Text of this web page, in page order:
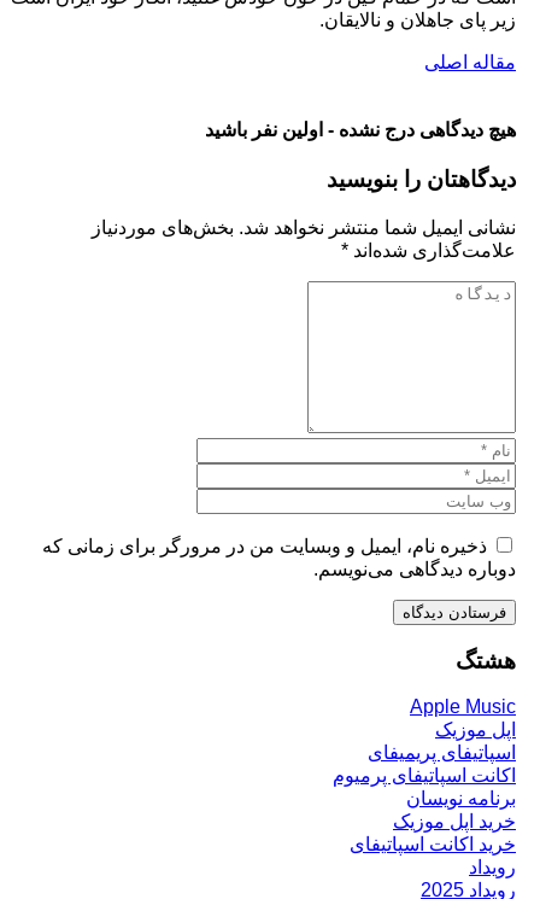
زیر پای جاهلان و نالایقان.
مقاله اصلی
هیچ دیدگاهی درج نشده - اولین نفر باشید
دیدگاهتان را بنویسید
نشانی ایمیل شما منتشر نخواهد شد. بخش‌های موردنیاز
علامت‌گذاری شده‌اند *
ذخیره نام، ایمیل و وبسایت من در مرورگر برای زمانی که
دوباره دیدگاهی می‌نویسم.
هشتگ
Apple Music
اپل موزیک
اسپاتیفای پریمیفای
اکانت اسپاتیفای پرمیوم
برنامه نویسان
خرید اپل موزیک
خرید اکانت اسپاتیفای
رویداد
رویداد 2025